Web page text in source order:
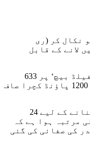
نکال کر (ری
لانے کے قابل
امریکی ریاست فلوریڈا میں ’ڈیرفیلڈ بیچ‘ پر 633
غوطہ خوروں نے سمندر کے اندر سے 1200 پاؤنڈ کچرا صاف
’ڈیرفیلڈ بیچ‘ پر اس ریکارڈ کو بنانے کے لیے 24
مرتبہ ہوا ہے کہ
کی صفائی کی گئی